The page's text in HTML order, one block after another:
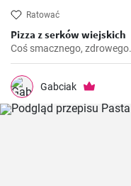
Ratować
Pizza z serków wiejskich
Coś smacznego, zdrowego.
Gabciak